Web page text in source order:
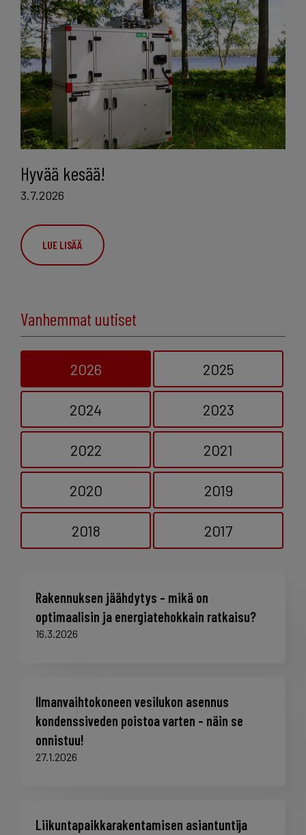
Hyvää kesää!
3.7.2026
LUE LISÄÄ
Vanhemmat uutiset
2026 2025
2024 2023
2022 2021
2020 2019
2018 2017
Rakennuksen jäähdytys – mikä on
optimaalisin ja energiatehokkain ratkaisu?
16.3.2026
Ilmanvaihtokoneen vesilukon asennus
kondenssiveden poistoa varten – näin se
onnistuu!
27.1.2026
Liikuntapaikkarakentamisen asiantuntija